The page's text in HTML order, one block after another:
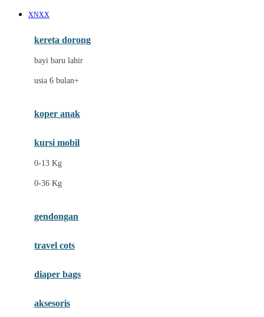
E
ELC
Ergobaby
Ezyroller
F
Felt So Sweet
Fisher Price
Gb
XNXX
kereta dorong
bayi baru lahir
usia 6 bulan+
koper anak
kursi mobil
0-13 Kg
0-36 Kg
gendongan
travel cots
diaper bags
aksesoris